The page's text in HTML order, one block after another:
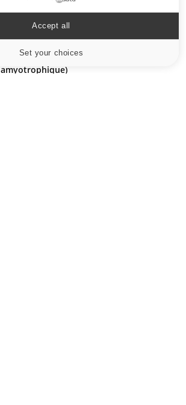
Drépanocytose : une déformation des
globules rouges aux conséquences
Maladie de Charcot (Sclérose latérale
amyotrophique)
Set your choices
Accept all